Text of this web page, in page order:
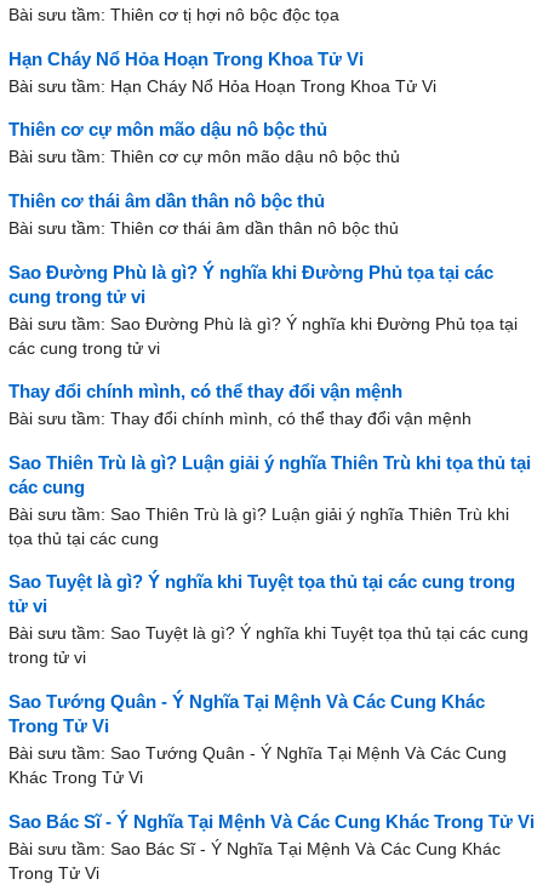
Bài sưu tầm: Thiên cơ tị hợi nô bộc độc tọa
Hạn Cháy Nổ Hỏa Hoạn Trong Khoa Tử Vi
Bài sưu tầm: Hạn Cháy Nổ Hỏa Hoạn Trong Khoa Tử Vi
Thiên cơ cự môn mão dậu nô bộc thủ
Bài sưu tầm: Thiên cơ cự môn mão dậu nô bộc thủ
Thiên cơ thái âm dần thân nô bộc thủ
Bài sưu tầm: Thiên cơ thái âm dần thân nô bộc thủ
Sao Đường Phù là gì? Ý nghĩa khi Đường Phủ tọa tại các
cung trong tử vi
Bài sưu tầm: Sao Đường Phù là gì? Ý nghĩa khi Đường Phủ tọa tại
các cung trong tử vi
Thay đổi chính mình, có thể thay đổi vận mệnh
Bài sưu tầm: Thay đổi chính mình, có thể thay đổi vận mệnh
Sao Thiên Trù là gì? Luận giải ý nghĩa Thiên Trù khi tọa thủ tại
các cung
Bài sưu tầm: Sao Thiên Trù là gì? Luận giải ý nghĩa Thiên Trù khi
tọa thủ tại các cung
Sao Tuyệt là gì? Ý nghĩa khi Tuyệt tọa thủ tại các cung trong
tử vi
Bài sưu tầm: Sao Tuyệt là gì? Ý nghĩa khi Tuyệt tọa thủ tại các cung
trong tử vi
Sao Tướng Quân - Ý Nghĩa Tại Mệnh Và Các Cung Khác
Trong Tử Vi
Bài sưu tầm: Sao Tướng Quân - Ý Nghĩa Tại Mệnh Và Các Cung
Khác Trong Tử Vi
Sao Bác Sĩ - Ý Nghĩa Tại Mệnh Và Các Cung Khác Trong Tử Vi
Bài sưu tầm: Sao Bác Sĩ - Ý Nghĩa Tại Mệnh Và Các Cung Khác
Trong Tử Vi